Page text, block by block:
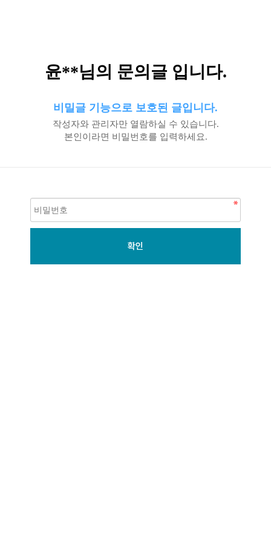
윤**님의 문의글 입니다.
비밀글 기능으로 보호된 글입니다.
작성자와 관리자만 열람하실 수 있습니다.
본인이라면 비밀번호를 입력하세요.